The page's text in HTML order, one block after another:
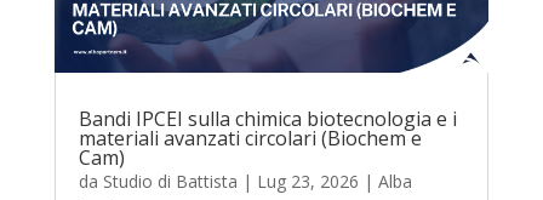
Bandi IPCEI sulla chimica biotecnologia e i
materiali avanzati circolari (Biochem e
Cam)
da Studio di Battista | Lug 23, 2026 | Alba